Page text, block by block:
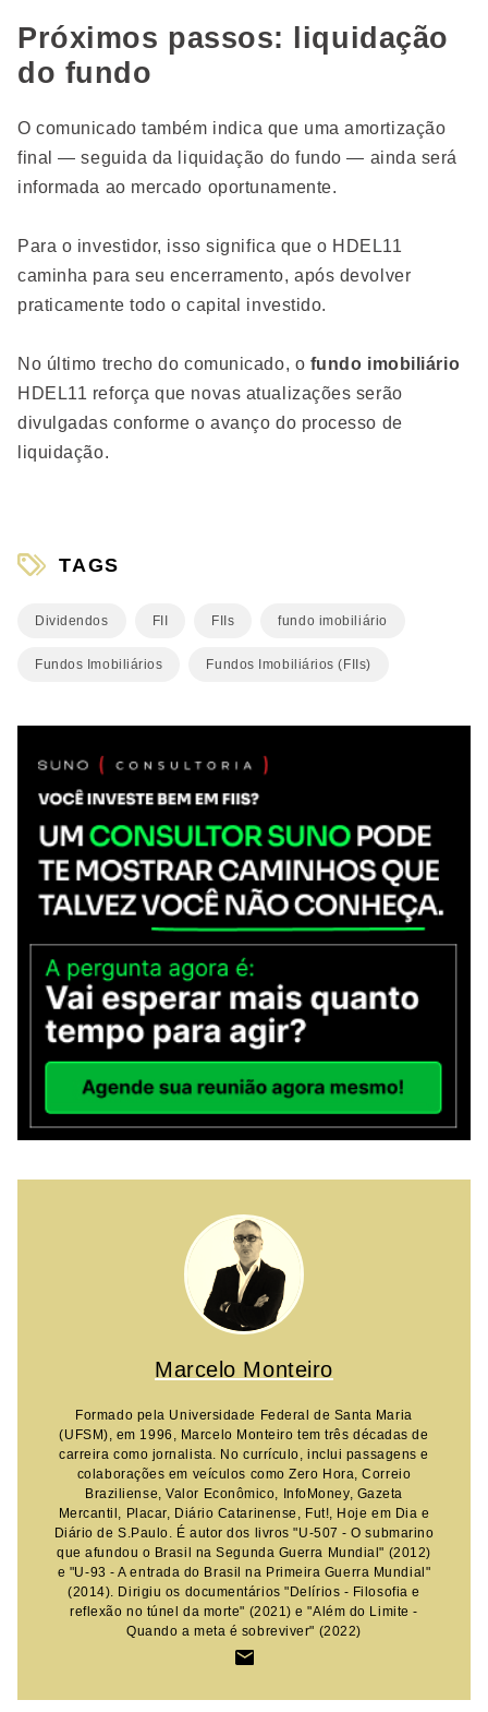
Próximos passos: liquidação
do fundo
O comunicado também indica que uma amortização
final — seguida da liquidação do fundo — ainda será
informada ao mercado oportunamente.
Para o investidor, isso significa que o HDEL11
caminha para seu encerramento, após devolver
praticamente todo o capital investido.
No último trecho do comunicado, o fundo imobiliário
HDEL11 reforça que novas atualizações serão
divulgadas conforme o avanço do processo de
liquidação.
TAGS
Dividendos FII FIIs fundo imobiliário
Fundos Imobiliários Fundos Imobiliários (FIIs)
Marcelo Monteiro
Formado pela Universidade Federal de Santa Maria
(UFSM), em 1996, Marcelo Monteiro tem três décadas de
carreira como jornalista. No currículo, inclui passagens e
colaborações em veículos como Zero Hora, Correio
Braziliense, Valor Econômico, InfoMoney, Gazeta
Mercantil, Placar, Diário Catarinense, Fut!, Hoje em Dia e
Diário de S.Paulo. É autor dos livros "U-507 - O submarino
que afundou o Brasil na Segunda Guerra Mundial" (2012)
e "U-93 - A entrada do Brasil na Primeira Guerra Mundial"
(2014). Dirigiu os documentários "Delírios - Filosofia e
reflexão no túnel da morte" (2021) e "Além do Limite -
Quando a meta é sobreviver" (2022)